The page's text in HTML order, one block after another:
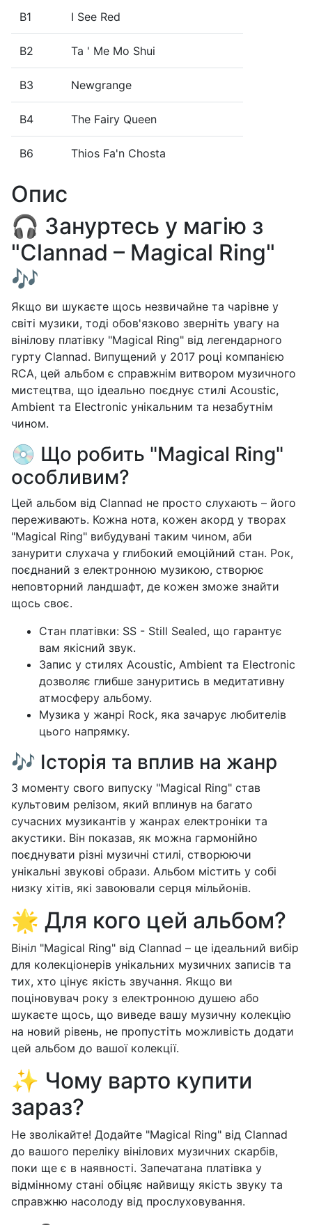
B1 I See Red
B2 Ta ' Me Mo Shui
B3 Newgrange
B4 The Fairy Queen
B6 Thios Fa'n Chosta
Опис
🎧 Зануртесь у магію з
"Clannad – Magical Ring"
🎶
Якщо ви шукаєте щось незвичайне та чарівне у
світі музики, тоді обов'язково зверніть увагу на
вінілову платівку "Magical Ring" від легендарного
гурту Clannad. Випущений у 2017 році компанією
RCA, цей альбом є справжнім витвором музичного
мистецтва, що ідеально поєднує стилі Acoustic,
Ambient та Electronic унікальним та незабутнім
чином.
💿 Що робить "Magical Ring"
особливим?
Цей альбом від Clannad не просто слухають – його
переживають. Кожна нота, кожен акорд у творах
"Magical Ring" вибудувані таким чином, аби
занурити слухача у глибокий емоційний стан. Рок,
поєднаний з електронною музикою, створює
неповторний ландшафт, де кожен зможе знайти
щось своє.
Стан платівки: SS - Still Sealed, що гарантує
вам якісний звук.
Запис у стилях Acoustic, Ambient та Electronic
дозволяє глибше зануритись в медитативну
атмосферу альбому.
Музика у жанрі Rock, яка зачарує любителів
цього напрямку.
🎶 Історія та вплив на жанр
З моменту свого випуску "Magical Ring" став
культовим релізом, який вплинув на багато
сучасних музикантів у жанрах електроніки та
акустики. Він показав, як можна гармонійно
поєднувати різні музичні стилі, створюючи
унікальні звукові образи. Альбом містить у собі
низку хітів, які завоювали серця мільйонів.
🌟 Для кого цей альбом?
Вініл "Magical Ring" від Clannad – це ідеальний вибір
для колекціонерів унікальних музичних записів та
тих, хто цінує якість звучання. Якщо ви
поціновувач року з електронною душею або
шукаєте щось, що виведе вашу музичну колекцію
на новий рівень, не пропустіть можливість додати
цей альбом до вашої колекції.
✨ Чому варто купити
зараз?
Не зволікайте! Додайте "Magical Ring" від Clannad
до вашого переліку вінілових музичних скарбів,
поки ще є в наявності. Запечатана платівка у
відмінному стані обіцяє найвищу якість звуку та
справжню насолоду від прослуховування.